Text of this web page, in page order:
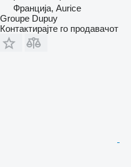
Франција, Aurice
Groupe Dupuy
Контактирајте го продавачот